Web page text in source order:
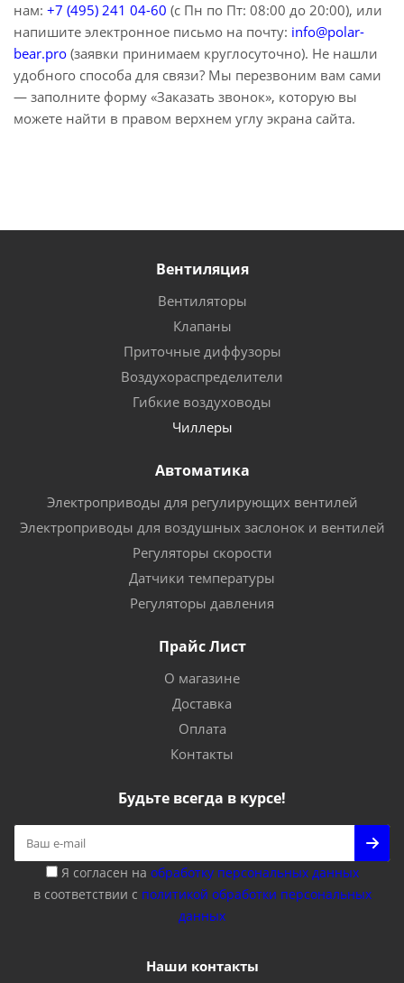
нам: +7 (495) 241 04-60 (с Пн по Пт: 08:00 до 20:00), или
напишите электронное письмо на почту: info@polar-
bear.pro (заявки принимаем круглосуточно). Не нашли
удобного способа для связи? Мы перезвоним вам сами
— заполните форму «Заказать звонок», которую вы
можете найти в правом верхнем углу экрана сайта.
Вентиляция
Вентиляторы
Клапаны
Приточные диффузоры
Воздухораспределители
Гибкие воздуховоды
Чиллеры
Автоматика
Электроприводы для регулирующих вентилей
Электроприводы для воздушных заслонок и вентилей
Регуляторы скорости
Датчики температуры
Регуляторы давления
Прайс Лист
О магазине
Доставка
Оплата
Контакты
Будьте всегда в курсе!
Я согласен на обработку персональных данных
в соответствии с политикой обработки персональных
данных
Наши контакты